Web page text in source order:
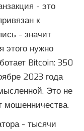
- это
к
- значит
этого нужно
Bitcoin: 350
2023 года
Это не
мошенничества.
- тысячи